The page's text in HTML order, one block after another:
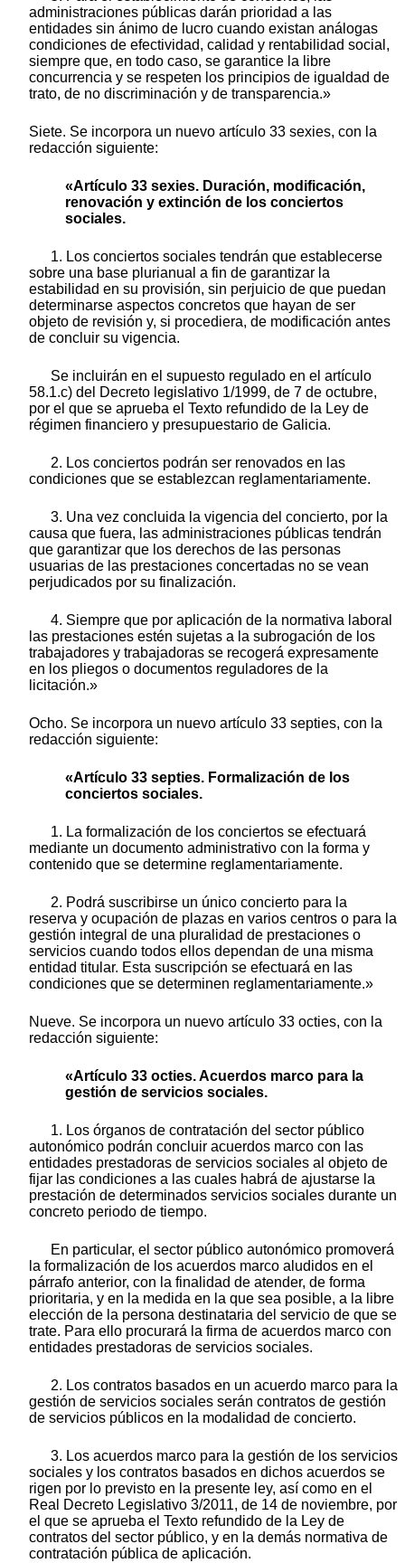
administraciones públicas darán prioridad a las
entidades sin ánimo de lucro cuando existan análogas
condiciones de efectividad, calidad y rentabilidad social,
siempre que, en todo caso, se garantice la libre
concurrencia y se respeten los principios de igualdad de
trato, de no discriminación y de transparencia.»
Siete. Se incorpora un nuevo artículo 33 sexies, con la
redacción siguiente:
«Artículo 33 sexies. Duración, modificación,
renovación y extinción de los conciertos
sociales.
1. Los conciertos sociales tendrán que establecerse
sobre una base plurianual a fin de garantizar la
estabilidad en su provisión, sin perjuicio de que puedan
determinarse aspectos concretos que hayan de ser
objeto de revisión y, si procediera, de modificación antes
de concluir su vigencia.
Se incluirán en el supuesto regulado en el artículo
58.1.c) del Decreto legislativo 1/1999, de 7 de octubre,
por el que se aprueba el Texto refundido de la Ley de
régimen financiero y presupuestario de Galicia.
2. Los conciertos podrán ser renovados en las
condiciones que se establezcan reglamentariamente.
3. Una vez concluida la vigencia del concierto, por la
causa que fuera, las administraciones públicas tendrán
que garantizar que los derechos de las personas
usuarias de las prestaciones concertadas no se vean
perjudicados por su finalización.
4. Siempre que por aplicación de la normativa laboral
las prestaciones estén sujetas a la subrogación de los
trabajadores y trabajadoras se recogerá expresamente
en los pliegos o documentos reguladores de la
licitación.»
Ocho. Se incorpora un nuevo artículo 33 septies, con la
redacción siguiente:
«Artículo 33 septies. Formalización de los
conciertos sociales.
1. La formalización de los conciertos se efectuará
mediante un documento administrativo con la forma y
contenido que se determine reglamentariamente.
2. Podrá suscribirse un único concierto para la
reserva y ocupación de plazas en varios centros o para la
gestión integral de una pluralidad de prestaciones o
servicios cuando todos ellos dependan de una misma
entidad titular. Esta suscripción se efectuará en las
condiciones que se determinen reglamentariamente.»
Nueve. Se incorpora un nuevo artículo 33 octies, con la
redacción siguiente:
«Artículo 33 octies. Acuerdos marco para la
gestión de servicios sociales.
1. Los órganos de contratación del sector público
autonómico podrán concluir acuerdos marco con las
entidades prestadoras de servicios sociales al objeto de
fijar las condiciones a las cuales habrá de ajustarse la
prestación de determinados servicios sociales durante un
concreto periodo de tiempo.
En particular, el sector público autonómico promoverá
la formalización de los acuerdos marco aludidos en el
párrafo anterior, con la finalidad de atender, de forma
prioritaria, y en la medida en la que sea posible, a la libre
elección de la persona destinataria del servicio de que se
trate. Para ello procurará la firma de acuerdos marco con
entidades prestadoras de servicios sociales.
2. Los contratos basados en un acuerdo marco para la
gestión de servicios sociales serán contratos de gestión
de servicios públicos en la modalidad de concierto.
3. Los acuerdos marco para la gestión de los servicios
sociales y los contratos basados en dichos acuerdos se
rigen por lo previsto en la presente ley, así como en el
Real Decreto Legislativo 3/2011, de 14 de noviembre, por
el que se aprueba el Texto refundido de la Ley de
contratos del sector público, y en la demás normativa de
contratación pública de aplicación.